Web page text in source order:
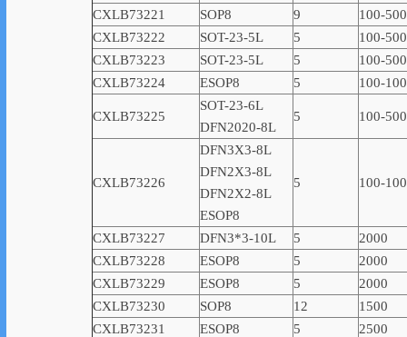
CXLB73221
SOP8 9
100-500
CXLB73222
SOT-23-5L 5
100-500
CXLB73223
SOT-23-5L 5
100-500
CXLB73224
ESOP8 5 100-
CXLB73225
SOT-23-6L
DFN2020-8L
5 100-500
CXLB73226
DFN3X3-8L
DFN2X3-8L
DFN2X2-8L
ESOP8
5 100-
CXLB73227 DFN3*3-10L 5
2000
CXLB73228
ESOP8 5
2000
CXLB73229
ESOP8 5
2000
CXLB73230
SOP8 12
1500
CXLB73231
ESOP8 5
2500